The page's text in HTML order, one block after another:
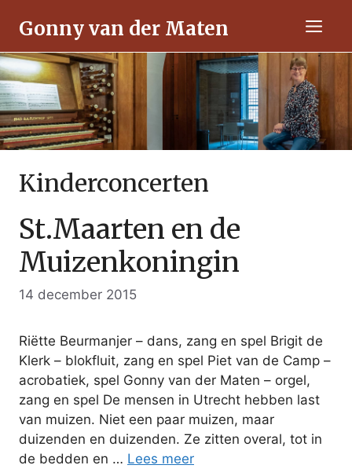
naar
de
inhoud
Gonny van der Maten Menu
Kinderconcerten
St.Maarten en de
Muizenkoningin
14 december 2015
Riëtte Beurmanjer – dans, zang en spel Brigit de
Klerk – blokfluit, zang en spel Piet van de Camp –
acrobatiek, spel Gonny van der Maten – orgel,
zang en spel De mensen in Utrecht hebben last
van muizen. Niet een paar muizen, maar
duizenden en duizenden. Ze zitten overal, tot in
de bedden en … Lees meer